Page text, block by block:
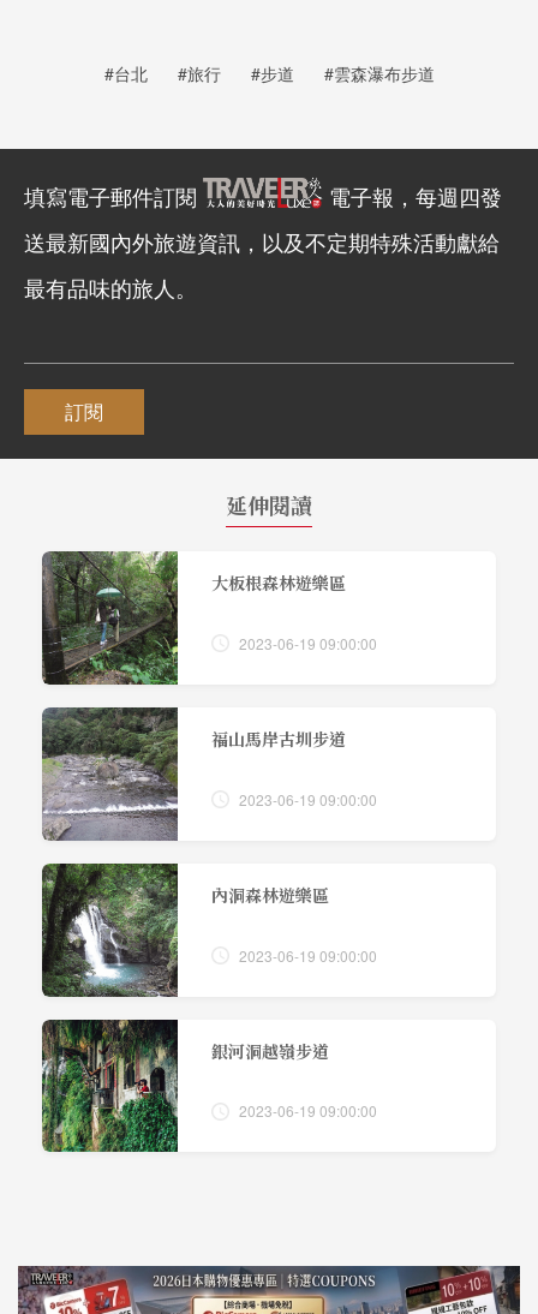
#台北 #旅行 #步道 #雲森瀑布步道
填寫電子郵件訂閱
電子報，每週四發
送最新國內外旅遊資訊，以及不定期特殊活動獻給
最有品味的旅人。
訂閱
延伸閱讀
大板根森林遊樂區
2023-06-19 09:00:00
福山馬岸古圳步道
2023-06-19 09:00:00
內洞森林遊樂區
2023-06-19 09:00:00
銀河洞越嶺步道
2023-06-19 09:00:00